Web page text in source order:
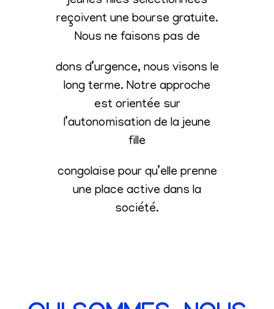
reçoivent une bourse gratuite.
Nous ne faisons pas de
dons d’urgence, nous visons le
long terme. Notre approche
est orientée sur
l’autonomisation de la jeune
fille
congolaise pour qu’elle prenne
une place active dans la
société.